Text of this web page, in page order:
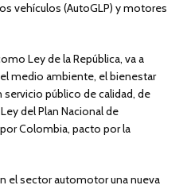
vehículos (AutoGLP) y motores
Ley de la República, va a
medio ambiente, el bienestar
servicio público de calidad, de
del Plan Nacional de
Colombia, pacto por la
el sector automotor una nueva